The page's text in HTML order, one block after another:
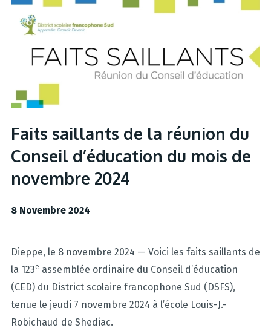
Faits saillants de la réunion du
Conseil d’éducation du mois de
novembre 2024
8 Novembre 2024
Dieppe, le 8 novembre 2024 — Voici les faits saillants de
la 123e assemblée ordinaire du Conseil d’éducation
(CED) du District scolaire francophone Sud (DSFS),
tenue le jeudi 7 novembre 2024 à l’école Louis-J.-
Robichaud de Shediac.